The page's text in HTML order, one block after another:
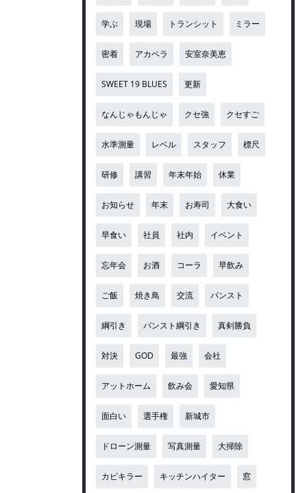
学ぶ 現場 トランシット ミラー
密着 アカペラ 安室奈美恵
SWEET 19 BLUES 更新
なんじゃもんじゃ クセ強 クセすご
水準測量 レベル スタッフ 標尺
研修 講習 年末年始 休業
お知らせ 年末 お寿司 大食い
早食い 社員 社内 イベント
忘年会 お酒 コーラ 早飲み
ご飯 焼き鳥 交流 パンスト
綱引き パンスト綱引き 真剣勝負
対決 GOD 最強 会社
アットホーム 飲み会 愛知県
面白い 選手権 新城市
ドローン測量 写真測量 大掃除
カビキラー キッチンハイター 窓